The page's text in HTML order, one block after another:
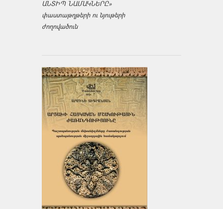
ԱՆՏԻՊ ՆԱՄԱԿՆԵՐԸ»
փաստաթղթերի ու նյութերի
ժողովածուն